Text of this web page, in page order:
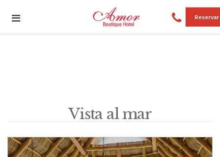
Reservar
Vista al mar